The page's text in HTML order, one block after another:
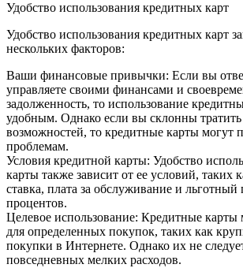
Удобство использования кредитных карт
Удобство использования кредитных карт
нескольких факторов:
Ваши финансовые привычки: Если вы
управляете своими финансами и
задолженность, то использование
удобным. Однако если вы склонны тратить
возможностей, то кредитные карты могут
проблемам.
Условия кредитной карты: Удобство
карты также зависит от ее условий, таких
ставка, плата за обслуживание и льготный
процентов.
Целевое использование: Кредитные карты
для определенных покупок, таких как
покупки в Интернете. Однако их не
повседневных мелких расходов.